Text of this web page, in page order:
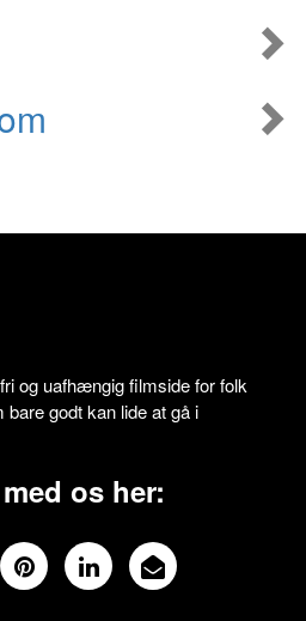
og uafhængig filmside for folk
godt kan lide at gå i
os her: